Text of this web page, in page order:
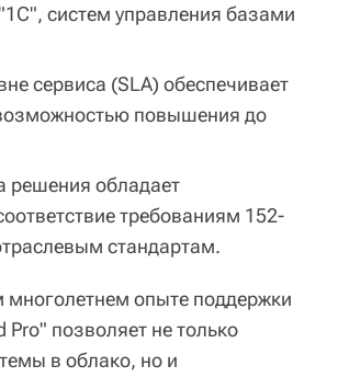
систем управления базами
сервиса (SLA) обеспечивает
повышения до
решения обладает
требованиям 152-
стандартам.
опыте поддержки
позволяет не только
в облако, но и